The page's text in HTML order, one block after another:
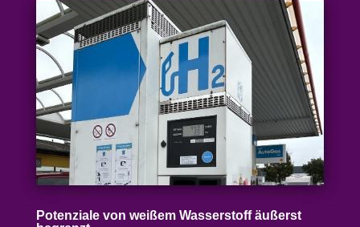
Poten­ziale von weißem Wasser­stoff äußerst